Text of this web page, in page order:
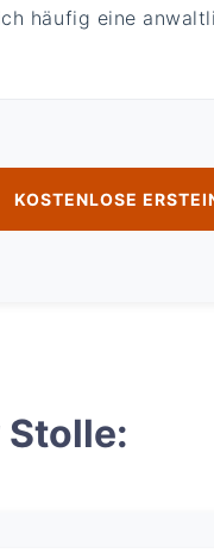
häufig eine
KOSTENLOSE
Stolle: